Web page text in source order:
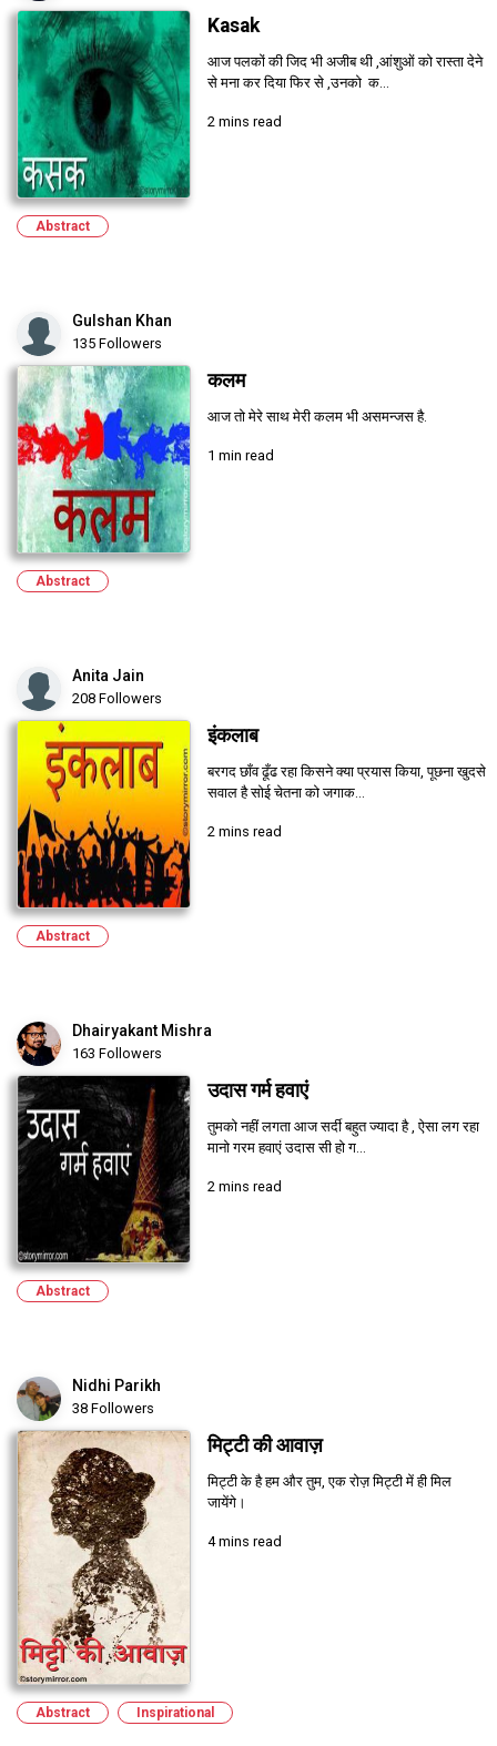
Kasak
आज पलकों की जिद भी अजीब थी ,आंशुओं को रास्ता देने
से मना कर दिया फिर से ,उनको क...
2 mins read
Abstract
Gulshan Khan
135 Followers
कलम
आज तो मेरे साथ मेरी कलम भी असमन्जस है.
1 min read
Abstract
Anita Jain
208 Followers
इंकलाब
बरगद छाँव ढूँढ रहा किसने क्या प्रयास किया, पूछना खुदसे
सवाल है सोई चेतना को जगाक...
2 mins read
Abstract
Dhairyakant Mishra
163 Followers
उदास गर्म हवाएं
तुमको नहीं लगता आज सर्दी बहुत ज्यादा है , ऐसा लग रहा
मानो गरम हवाएं उदास सी हो ग...
2 mins read
Abstract
Nidhi Parikh
38 Followers
मिट्टी की आवाज़
मिट्टी के है हम और तुम, एक रोज़ मिट्टी में ही मिल
जायेंगे।
4 mins read
Abstract Inspirational